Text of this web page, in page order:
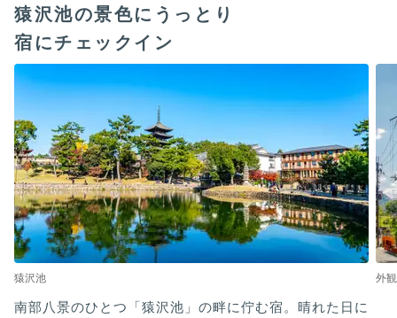
猿沢池の景色にうっとり
宿にチェックイン
猿沢池 外観
南部八景のひとつ「猿沢池」の畔に佇む宿。晴れた日に